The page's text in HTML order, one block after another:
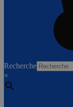
Recherche
×